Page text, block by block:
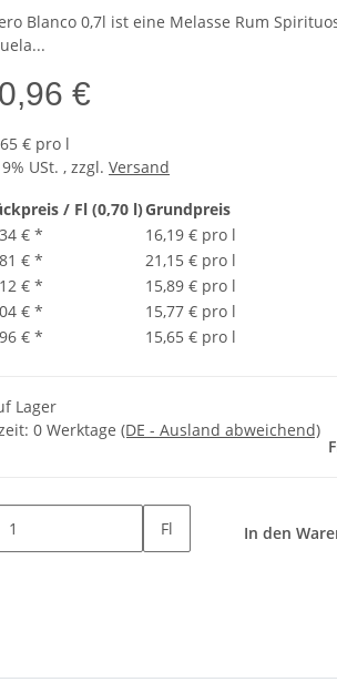
Blanco 0,7l ist eine Melasse Rum
€
€ pro l
USt. , zzgl. Versand
/ Fl (0,70 l)Grundpreis
€ *
16,19 € pro l
€ *
21,15 € pro l
€ *
15,89 € pro l
€ *
15,77 € pro l
€ * 15,65 € pro l
Lager
0 Werktage (DE - Ausland abweichend)
Fl In den